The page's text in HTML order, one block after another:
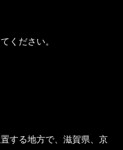
ください。
する地方で、滋賀県、京